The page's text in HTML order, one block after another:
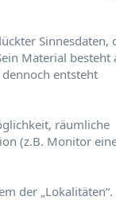
Sinnesdaten,
Material besteht
entsteht
räumliche
(z.B. Monitor
der „Lokalitäten“.